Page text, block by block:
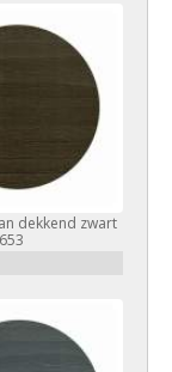
dekkend zwart